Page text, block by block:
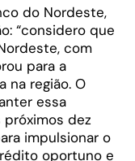
do Nordeste,
“considero que
com
para a
na região. O
essa
dez
impulsionar o
oportuno e